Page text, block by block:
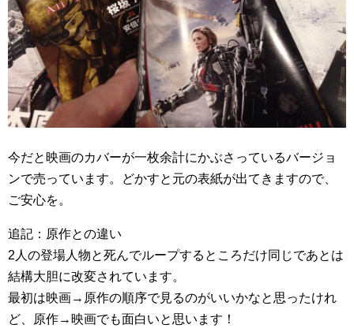
今だと映画のカバーが一枚余計にかぶさっているバージョ
ンで売っています。どかすと元の表紙が出てきますので、
ご安心を。
追記：原作との違い
2人の登場人物と死んでループするところだけ同じであとは
結構大胆に改変されています。
最初は映画→原作の順序で見るのがいいかなと思ったけれ
ど、原作→映画でも面白いと思います！